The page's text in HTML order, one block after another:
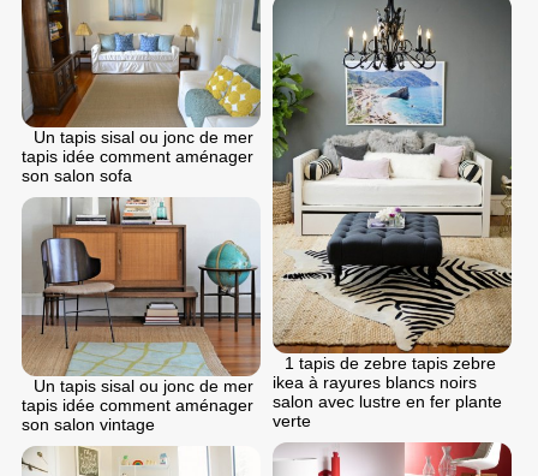
Un tapis sisal ou jonc de mer
tapis idée comment aménager
son salon sofa
1 tapis de zebre tapis zebre
ikea à rayures blancs noirs
salon avec lustre en fer plante
verte
Un tapis sisal ou jonc de mer
tapis idée comment aménager
son salon vintage